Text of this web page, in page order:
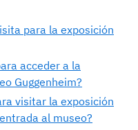
para la exposición
acceder a la
Guggenheim?
visitar la exposición
al museo?